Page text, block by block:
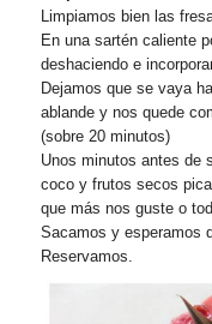
Limpiamos bien las
En una sartén caliente
deshaciendo e
Dejamos que se vaya
ablande y nos quede
(sobre 20 minutos)
Unos minutos antes de
coco y frutos secos
que más nos guste o
Sacamos y esperamos
Reservamos.